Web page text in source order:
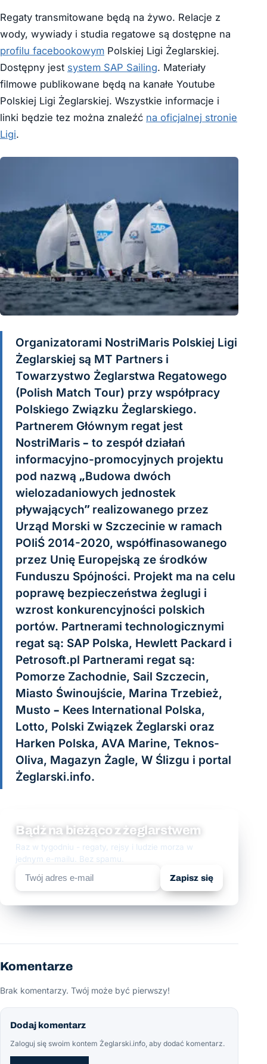
Regaty transmitowane będą na żywo. Relacje z
wody, wywiady i studia regatowe są dostępne na
profilu facebookowym Polskiej Ligi Żeglarskiej.
Dostępny jest system SAP Sailing. Materiały
filmowe publikowane będą na kanałe Youtube
Polskiej Ligi Żeglarskiej. Wszystkie informacje i
linki będzie tez można znaleźć na oficjalnej stronie
Ligi.
Organizatorami NostriMaris Polskiej Ligi
Żeglarskiej są MT Partners i
Towarzystwo Żeglarstwa Regatowego
(Polish Match Tour) przy współpracy
Polskiego Związku Żeglarskiego.
Partnerem Głównym regat jest
NostriMaris – to zespół działań
informacyjno-promocyjnych projektu
pod nazwą „Budowa dwóch
wielozadaniowych jednostek
pływających” realizowanego przez
Urząd Morski w Szczecinie w ramach
POIiŚ 2014-2020, współfinasowanego
przez Unię Europejską ze środków
Funduszu Spójności. Projekt ma na celu
poprawę bezpieczeństwa żeglugi i
wzrost konkurencyjności polskich
portów. Partnerami technologicznymi
regat są: SAP Polska, Hewlett Packard i
Petrosoft.pl Partnerami regat są:
Pomorze Zachodnie, Sail Szczecin,
Miasto Świnoujście, Marina Trzebież,
Musto – Kees International Polska,
Lotto, Polski Związek Żeglarski oraz
Harken Polska, AVA Marine, Teknos-
Oliva, Magazyn Żagle, W Ślizgu i portal
Żeglarski.info.
Bądź na bieżąco z żeglarstwem
Raz w tygodniu - regaty, rejsy i ludzie morza w
jednym e-mailu. Bez spamu.
Zapisz się
Komentarze
Brak komentarzy. Twój może być pierwszy!
Dodaj komentarz
Zaloguj się swoim kontem Żeglarski.info, aby dodać komentarz.